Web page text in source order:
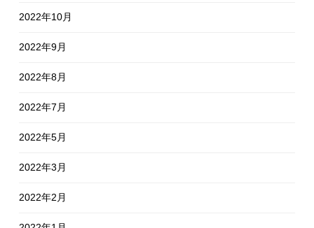
2022年10月
2022年9月
2022年8月
2022年7月
2022年5月
2022年3月
2022年2月